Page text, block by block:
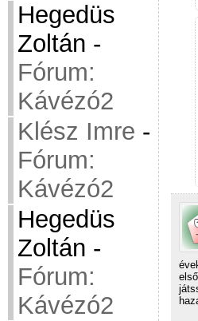
Hegedüs
Zoltán -
Fórum:
Kávézó2
Klész Imre -
Fórum:
Kávézó2
Hegedüs
Zoltán -
Fórum:
Kávézó2